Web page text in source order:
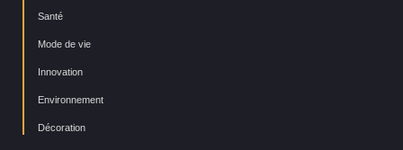
Santé
Mode de vie
Innovation
Environnement
Décoration